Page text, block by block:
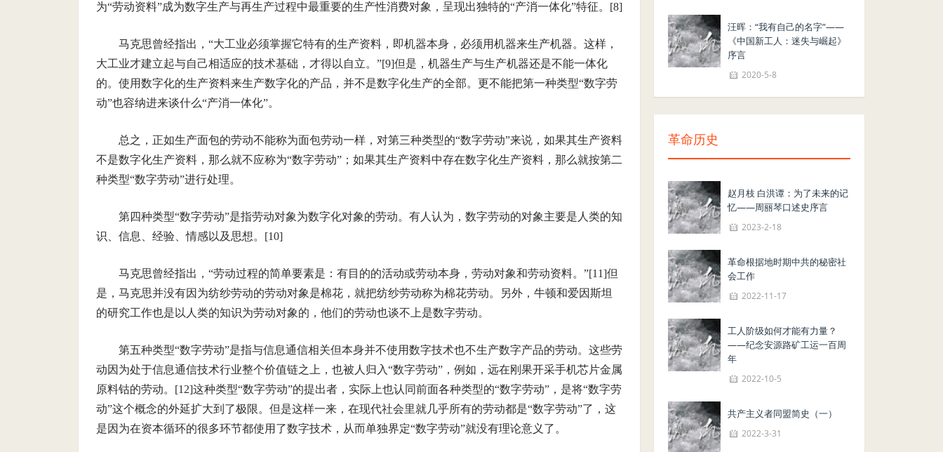
为“劳动资料”成为数字生产与再生产过程中最重要的生产性消费对象，呈现出独特的“产消一体化”特征。[8]
马克思曾经指出，“大工业必须掌握它特有的生产资料，即机器本身，必须用机器来生产机器。这样，
大工业才建立起与自己相适应的技术基础，才得以自立。”[9]但是，机器生产与生产机器还是不能一体化
的。使用数字化的生产资料来生产数字化的产品，并不是数字化生产的全部。更不能把第一种类型“数字劳
动”也容纳进来谈什么“产消一体化”。
总之，正如生产面包的劳动不能称为面包劳动一样，对第三种类型的“数字劳动”来说，如果其生产资料
不是数字化生产资料，那么就不应称为“数字劳动”；如果其生产资料中存在数字化生产资料，那么就按第二
种类型“数字劳动”进行处理。
第四种类型“数字劳动”是指劳动对象为数字化对象的劳动。有人认为，数字劳动的对象主要是人类的知
识、信息、经验、情感以及思想。[10]
马克思曾经指出，“劳动过程的简单要素是：有目的的活动或劳动本身，劳动对象和劳动资料。”[11]但
是，马克思并没有因为纺纱劳动的劳动对象是棉花，就把纺纱劳动称为棉花劳动。另外，牛顿和爱因斯坦
的研究工作也是以人类的知识为劳动对象的，他们的劳动也谈不上是数字劳动。
第五种类型“数字劳动”是指与信息通信相关但本身并不使用数字技术也不生产数字产品的劳动。这些劳
动因为处于信息通信技术行业整个价值链之上，也被人归入“数字劳动”，例如，远在刚果开采手机芯片金属
原料钴的劳动。[12]这种类型“数字劳动”的提出者，实际上也认同前面各种类型的“数字劳动”，是将“数字劳
动”这个概念的外延扩大到了极限。但是这样一来，在现代社会里就几乎所有的劳动都是“数字劳动”了，这
是因为在资本循环的很多环节都使用了数字技术，从而单独界定“数字劳动”就没有理论意义了。
汪晖：“我有自己的名字”——
《中国新工人：迷失与崛起》
序言
2020-5-8
革命历史
赵月枝 白洪谭：为了未来的记
忆——周丽琴口述史序言
2023-2-18
革命根据地时期中共的秘密社
会工作
2022-11-17
工人阶级如何才能有力量？
——纪念安源路矿工运一百周
年
2022-10-5
共产主义者同盟简史（一）
2022-3-31